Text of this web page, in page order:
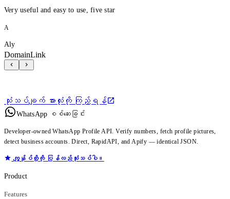
Very useful and easy to use, five star
A
Aly
DomainLink
သုံးသပ်ချက် အားလုံးကို ကြည့်ရန်
WhatsApp စစ်ဆေးခြင်း
Developer-owned WhatsApp Profile API. Verify numbers, fetch profile pictures,
detect business accounts. Direct, RapidAPI, and Apify — identical JSON.
ကျွန်ုပ်တို့ကို ပြန်လည်သုံးသပ်ပါ။
Product
Features